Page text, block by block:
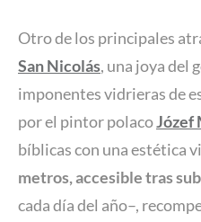
Otro de los principales
San Nicolás, una joya del
imponentes vidrieras de
por el pintor polacoJózef
bíblicas con una estética
metros, accesible tras
cada día del año–,